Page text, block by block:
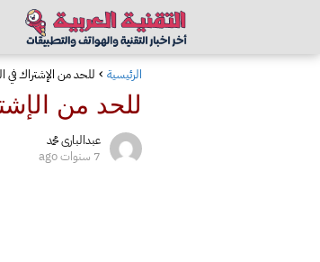
الرئيسية للحد من الإشتراك
للحد من
عبدالبارى محمد
7 سنوات ago